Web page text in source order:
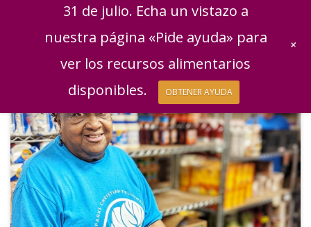
31 de julio. Echa un vistazo a
nuestra página «Pide ayuda» para
ver los recursos alimentarios
disponibles.
OBTENER AYUDA
+